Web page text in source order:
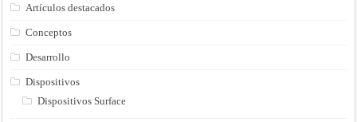
Artículos destacados
Conceptos
Desarrollo
Dispositivos
Dispositivos Surface